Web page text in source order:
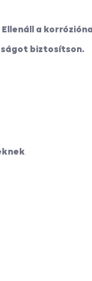
a
biztosítson.